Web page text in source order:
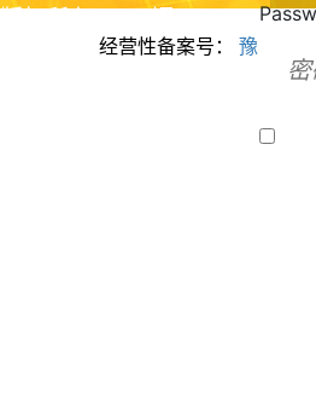
美脂质化学（河经营性备案号： 豫ICP备